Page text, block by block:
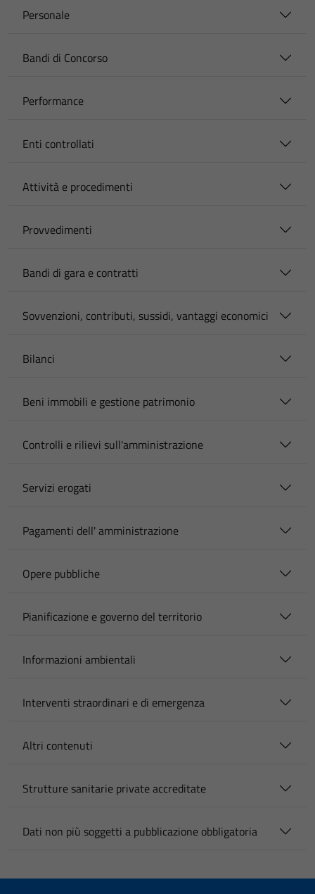
Personale
Bandi di Concorso
Performance
Enti controllati
Attività e procedimenti
Provvedimenti
Bandi di gara e contratti
Sovvenzioni, contributi, sussidi, vantaggi economici
Bilanci
Beni immobili e gestione patrimonio
Controlli e rilievi sull'amministrazione
Servizi erogati
Pagamenti dell' amministrazione
Opere pubbliche
Pianificazione e governo del territorio
Informazioni ambientali
Interventi straordinari e di emergenza
Altri contenuti
Strutture sanitarie private accreditate
Dati non più soggetti a pubblicazione obbligatoria